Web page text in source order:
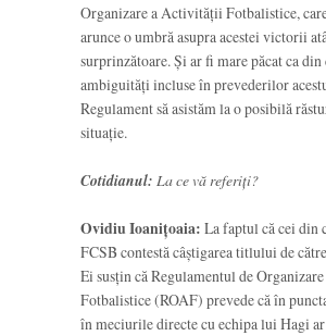
Organizare a Activității Fotbalistice,
arunce o umbră asupra acestei victorii
surprinzătoare. Și ar fi mare păcat ca din
ambiguități incluse în prevederilor
Regulament să asistăm la o posibilă
situație.
Cotidianul: La ce vă referiți?
Ovidiu Ioanițoaia: La faptul că cei din
FCSB contestă câștigarea titlului de
Ei susțin că Regulamentul de
Fotbalistice (ROAF) prevede că în
în meciurile directe cu echipa lui Hagi ar